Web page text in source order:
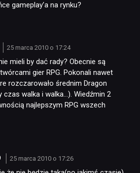
gameplay’a na rynku?
25 marca 2010 o 17:24
mieli by dać rady? Obecnie są
gier RPG. Pokonali nawet
rozczarowało średnim Dragon
czas walka i walka…). Wiedźmin 2
najlepszym RPG wszech
25 marca 2010 o 17:26